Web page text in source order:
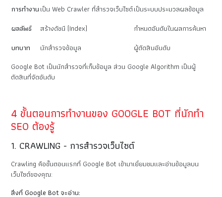
การทำงานเป็น Web Crawler ที่สำรวจเว็บไซต์เป็นระบบประมวลผลข้อมูล
ผลลัพธ์
สร้างดัชนี (Index)
กำหนดอันดับในผลการค้นหา
บทบาท
นักสำรวจข้อมูล
ผู้ตัดสินอันดับ
Google Bot เป็นนักสำรวจที่เก็บข้อมูล ส่วน Google Algorithm เป็นผู้
ตัดสินที่จัดอันดับ
4 ขั้นตอนการทำงานของ GOOGLE BOT ที่นักทำ
SEO ต้องรู้
1. CRAWLING - การสำรวจเว็บไซต์
Crawling คือขั้นตอนแรกที่ Google Bot เข้ามาเยี่ยมชมและอ่านข้อมูลบน
เว็บไซต์ของคุณ:
สิ่งที่ Google Bot จะอ่าน: